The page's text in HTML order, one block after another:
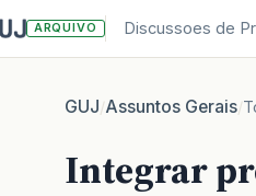
ARQUIVO Discussoes de
GUJ/Assuntos Gerais/
Integrar